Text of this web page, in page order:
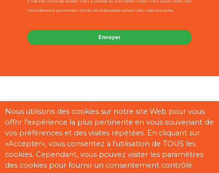
e-mail sera conservée pendant 3 ans à compter de votre dernier contact. Vous pouvez retirer votre
consentement à tout moment via le lien de désinscription présent dans notre newsletter.
Contact Mentions légales CGU Cookies
Plan du site
Pages partenaires
Nous utilisons des cookies sur notre site Web pour vous
offrir l'expérience la plus pertinente en vous souvenant de
vos préférences et des visites répétées. En cliquant sur
«Accepter», vous consentez à l'utilisation de TOUS les
cookies. Cependant, vous pouvez visiter les paramètres
des cookies pour fournir un consentement contrôlé.